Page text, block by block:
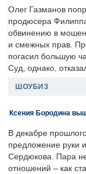
Олег Газманов
продюсера
обвинению в
и смежных прав.
погасил большую
Суд, однако,
ШОУБИЗ
Ксения Бородина
В декабре
предложение руки
Сердюкова. Пара
отношений – как